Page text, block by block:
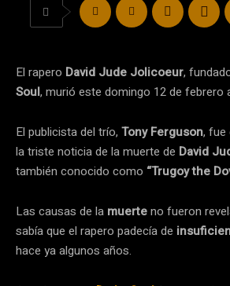
El rapero David Jude Jolicoeur,
Soul, murió este domingo 12 de febrero
El publicista del trío, Tony Ferguson, fue
la triste noticia de la muerte de David
también conocido como “Trugoy the
Las causas de la muerteno fueron
sabía que el rapero padecía de
hace ya algunos años.